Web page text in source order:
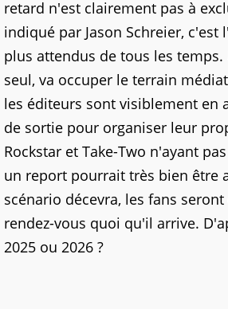
retard n'est clairement pas à
indiqué par Jason Schreier, c'est
plus attendus de tous les
seul, va occuper le terrain
les éditeurs sont visiblement en
de sortie pour organiser leur
Rockstar et Take-Two n'ayant
un report pourrait très bien être
scénario décevra, les fans
rendez-vous quoi qu'il arrive.
2025 ou 2026 ?